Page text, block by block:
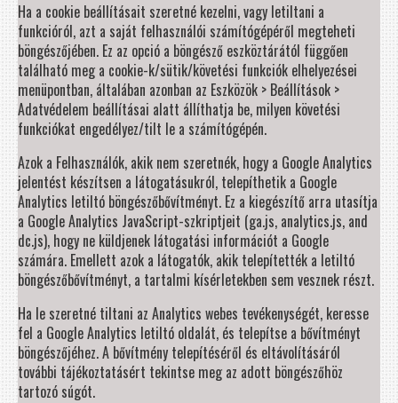
Ha a cookie beállításait szeretné kezelni, vagy letiltani a
funkcióról, azt a saját felhasználói számítógépéről megteheti
böngészőjében. Ez az opció a böngésző eszköztárától függően
található meg a cookie-k/sütik/követési funkciók elhelyezései
menüpontban, általában azonban az Eszközök > Beállítások >
Adatvédelem beállításai alatt állíthatja be, milyen követési
funkciókat engedélyez/tilt le a számítógépén.
Azok a Felhasználók, akik nem szeretnék, hogy a Google Analytics
jelentést készítsen a látogatásukról, telepíthetik a Google
Analytics letiltó böngészőbővítményt. Ez a kiegészítő arra utasítja
a Google Analytics JavaScript-szkriptjeit (ga.js, analytics.js, and
dc.js), hogy ne küldjenek látogatási információt a Google
számára. Emellett azok a látogatók, akik telepítették a letiltó
böngészőbővítményt, a tartalmi kísérletekben sem vesznek részt.
Ha le szeretné tiltani az Analytics webes tevékenységét, keresse
fel a Google Analytics letiltó oldalát, és telepítse a bővítményt
böngészőjéhez. A bővítmény telepítéséről és eltávolításáról
további tájékoztatásért tekintse meg az adott böngészőhöz
tartozó súgót.